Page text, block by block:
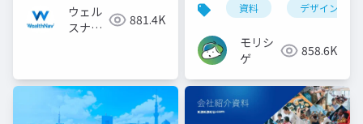
ウェル
スナビ
881.4K
資料 デザイン
モリシ
ゲ
858.6K